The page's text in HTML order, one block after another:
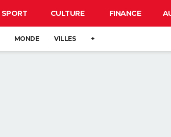
SPORT CULTURE FINANCE
MONDE VILLES +